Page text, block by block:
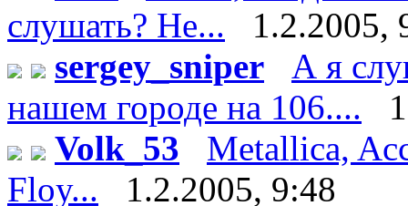
слушать? Не...
1.2.2005,
sergey_sniper
А я
нашем городе на 106....
Volk_53
Metallica,
Floy...
1.2.2005, 9:48